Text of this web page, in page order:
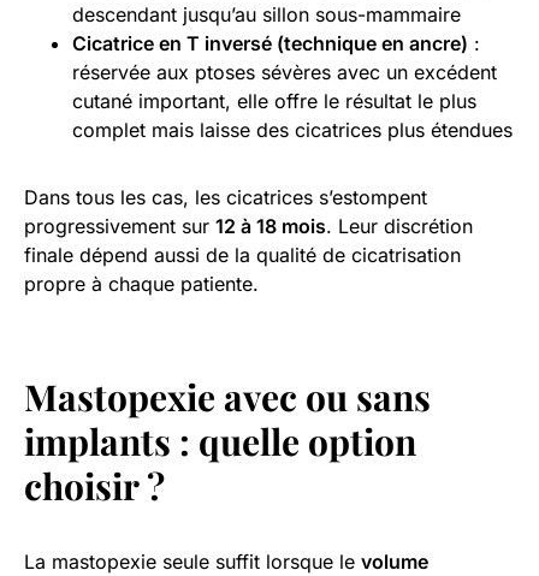
descendant jusqu’au sillon sous-mammaire
Cicatrice en T inversé (technique en ancre) :
réservée aux ptoses sévères avec un excédent
cutané important, elle offre le résultat le plus
complet mais laisse des cicatrices plus étendues
Dans tous les cas, les cicatrices s’estompent
progressivement sur 12 à 18 mois. Leur discrétion
finale dépend aussi de la qualité de cicatrisation
propre à chaque patiente.
Mastopexie avec ou sans
implants : quelle option
choisir ?
La mastopexie seule suffit lorsque le volume